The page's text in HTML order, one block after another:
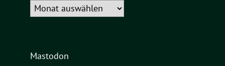
Archiv
Mastodon